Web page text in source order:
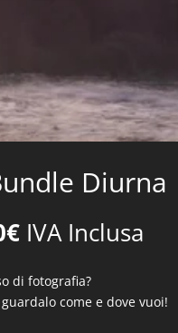
Diurna
€Il
prezzo
attuale
è:
123,50€.
IVA Inclusa
di fotografia?
come e dove vuoi!